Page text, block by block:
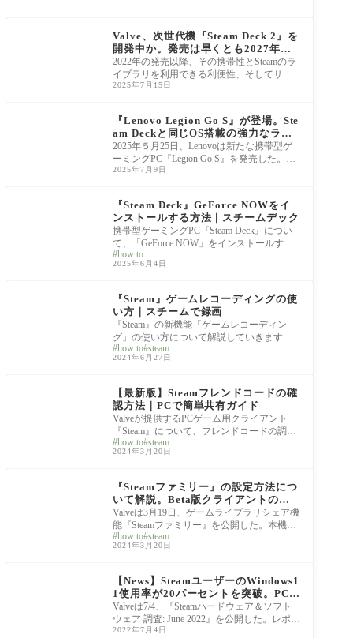
Valve、次世代機『Steam Deck 2』を
開発中か。発売は早くとも2027年以
降になる見通し
2022年の発売以降、その携帯性とSteamのラ
イブラリを利用できる利便性、そしてサイ
バーパンクやエルデンリングといったハイ
2025年7月15日
『Lenovo Legion Go S』が登場。Ste
am Deckと同じOS搭載の強力なライ
バル機
2025年５月25日、Lenovoは新たな携帯型ゲ
ーミングPC『Legion Go S』を発売した。OS
にLinuxベースの「SteamOS」を搭載してい
2025年7月9日
『Steam Deck』GeForce NOWをイ
ンストールする方法｜スチームデック
携帯型ゲーミングPC『Steam Deck』につい
て、「GeForce NOW」をインストールする
方法を解説していきます。 先日配信開始さ
れたネイティブ
how to
2025年6月4日
『Steam』ゲームレコーディングの使
い方｜スチームで録画
『Steam』の新機能「ゲームレコーディン
グ」の使い方について解説していきます。
6/27よりベータ版が公開された本機能。設定
するこ
how to steam
2024年6月27日
【最新版】Steamフレンドコードの確
認方法｜PCで簡単共有ガイド
Valveが提供するPCゲーム用クライアント
『Steam』について、フレンドコードの調べ
方を解説していきます。 マルチプレイをは
じめ、シ
how to steam
2024年3月20日
『Steamファミリー』の設定方法につ
いて解説。Beta版クライアントの参
加方法からシェアライブラリの作成と
招待まで各手順を紹介
Valveは3月19日、ゲームライブラリシェア機
能『Steamファミリー』を公開した。本機能
を有効にすることで、最大5人まで所有して
いるゲ
how to steam
2024年3月20日
【News】SteamユーザーのWindows1
1使用率が20パーセントを突破。PCゲ
ーマー内でも最新OSの普及が着々と
進む
Valveは7/4、『Steamハードウェア＆ソフト
ウェア 調査: June 2022』を公開した。レポー
ト内では、Windows11のシェア拡大をはじ
2022年7月4日